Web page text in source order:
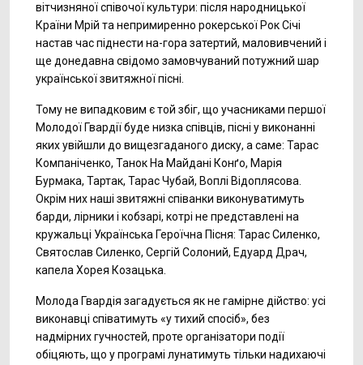
вітчизняної співочої культури: після народницької
Країни Мрій та непримиренно рокерської Рок Січі
настав час піднести на-гора затертий, маловивчений і
ще донедавна свідомо замовчуваний потужний шар
української звитяжної пісні.
Тому не випадковим є той збіг, що учасниками першої
Молодої Гвардії буде низка співців, пісні у виконанні
яких увійшли до вищезгаданого диску, а саме: Тарас
Компаніченко, Танок На Майдані Конґо, Марія
Бурмака, Тартак, Тарас Чубай, Воплі Відоплясова.
Окрім них наші звитяжні співанки виконуватимуть
барди, лірники і кобзарі, котрі не представлені на
кружальці Українська Героїчна Пісня: Тарас Силенко,
Святослав Силенко, Сергій Солоний, Едуард Драч,
капела Хорея Козацька.
Молода Гвардія загадується як не гамірне дійство: усі
виконавці співатимуть «у тихий спосіб», без
надмірних гучностей, проте організатори події
обіцяють, що у програмі лунатимуть тільки надихаючі